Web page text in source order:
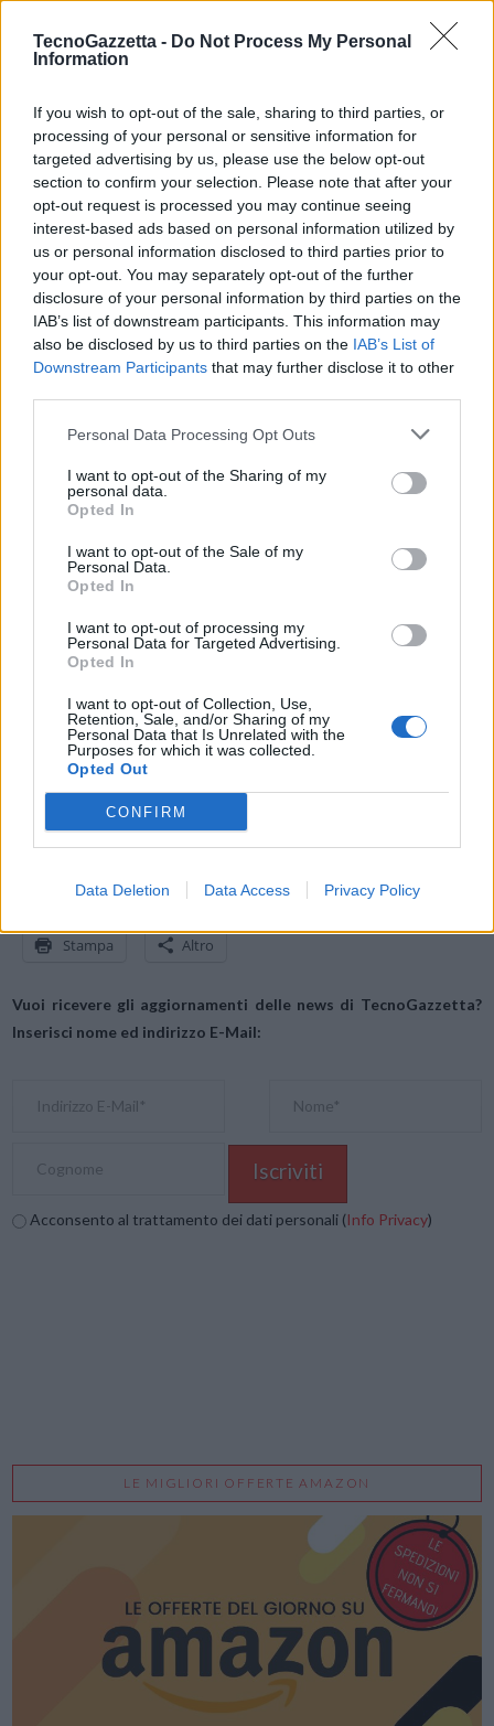
TecnoGazzetta - Do Not Process My Personal
Information
If you wish to opt-out of the sale, sharing to third parties, or
processing of your personal or sensitive information for
targeted advertising by us, please use the below opt-out
section to confirm your selection. Please note that after your
opt-out request is processed you may continue seeing
interest-based ads based on personal information utilized by
us or personal information disclosed to third parties prior to
your opt-out. You may separately opt-out of the further
disclosure of your personal information by third parties on the
IAB’s list of downstream participants. This information may
also be disclosed by us to third parties on the IAB’s List of
Downstream Participants that may further disclose it to other
Personal Data Processing Opt Outs
I want to opt-out of the Sharing of my
personal data.
Opted In
I want to opt-out of the Sale of my
Personal Data.
Opted In
I want to opt-out of processing my
Personal Data for Targeted Advertising.
Opted In
I want to opt-out of Collection, Use,
Retention, Sale, and/or Sharing of my
Personal Data that Is Unrelated with the
Purposes for which it was collected.
Opted Out
CONFIRM
Data Deletion Data Access Privacy Policy
Attivazione immediata:disponibile istantaneamente all’interno
dell’app di Mollie con un semplice tocco, utilizzando un iPhone
XS o successivo con l’ultima versione di iOS
Nessun hardware aggiuntivo richiesto:non è necessario
acquistare, configurare o gestire lettori di carte dedicati
Comodità contactless:consente di accettare pagamenti
contactless di persona direttamente su un iPhone, dalle carte di
debito e credito fisiche a Apple Pay e altri wallet digitali
protette e sicure
“Siamo fortemente impegnati nel garantire che ogni azienda in Italia
disposizione tutti i metodi di pagamento più diffusi, sia online che di
persona
” – ha dichiarato Koen Köppen, CEO di Mollie
“Siamo entusiasti di
introdurre Tap to Pay su iPhone in Italia, permettendo alle aziende
locali di offrire ai propri clienti maggiore scelta e flessibilità. Questo
rappresenta un passo importante nella nostra missione di rendere la
gestione del denaro semplice e immediata per ogni azienda italiana”.
Condividi questo articolo:
E-mail LinkedIn Facebook X
Mastodon Telegram WhatsApp
Stampa Altro
Vuoi ricevere gli aggiornamenti delle news di TecnoGazzetta?
Inserisci nome ed indirizzo E-Mail:
Acconsento al trattamento dei dati personali (Info Privacy)
LE MIGLIORI OFFERTE AMAZON